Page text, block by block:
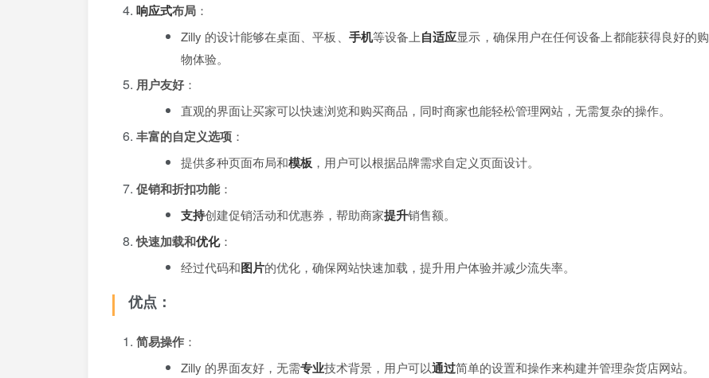
响应式布局：
Zilly 的设计能够在桌面、平板、 手机等设备上自适应显示，确保用户在任何设备上都能获得良好的购
物体验。
用户友好：
直观的界面让买家可以快速浏览和购买商品，同时商家也能轻松管理网站，无需复杂的操作。
丰富的自定义选项：
提供多种页面布局和模板，用户可以根据品牌需求自定义页面设计。
促销和折扣功能：
支持创建促销活动和优惠券，帮助商家提升销售额。
快速加载和优化：
经过代码和图片的优化，确保网站快速加载，提升用户体验并减少流失率。
优点：
简易操作：
Zilly 的界面友好，无需专业技术背景，用户可以通过简单的设置和操作来构建并管理杂货店网站。